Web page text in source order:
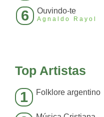
6 Ouvindo-te
Agnaldo Rayol
Top Artistas
1 Folklore argentino